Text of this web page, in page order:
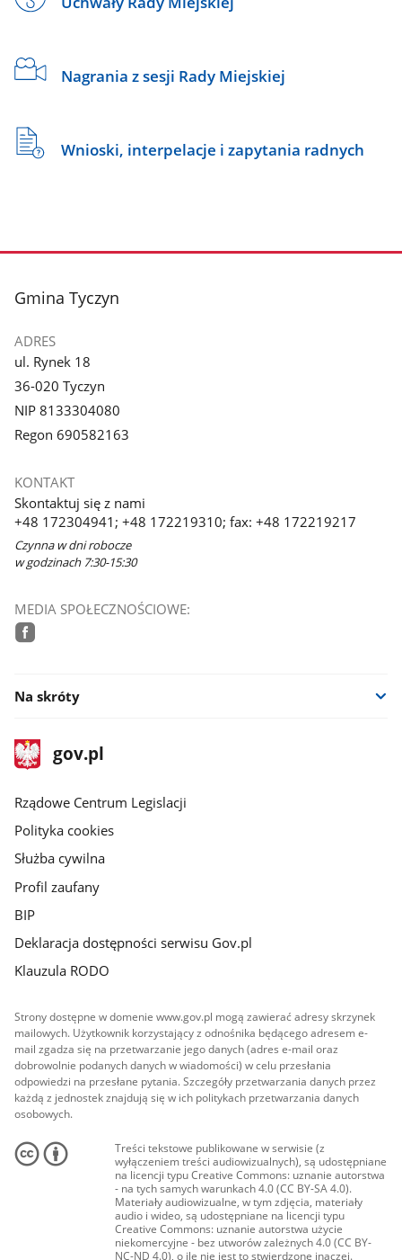
Nagrania z sesji Rady Miejskiej
Wnioski, interpelacje i zapytania radnych
stopka
Gmina Tyczyn
ADRES
ul. Rynek 18
36-020 Tyczyn
NIP 8133304080
Regon 690582163
KONTAKT
Skontaktuj się z nami
+48 172304941; +48 172219310; fax: +48 172219217
Czynna w dni robocze
w godzinach 7:30-15:30
MEDIA SPOŁECZNOŚCIOWE:
Na skróty
stopka
gov.plStrona
gov.pl
Rządowe Centrum Legislacji
Polityka cookies
Służba cywilna
Profil zaufany
BIP
Deklaracja dostępności serwisu Gov.pl
Klauzula RODO
Strony dostępne w domenie www.gov.pl mogą zawierać adresy skrzynek
mailowych. Użytkownik korzystający z odnośnika będącego adresem e-
mail zgadza się na przetwarzanie jego danych (adres e-mail oraz
dobrowolnie podanych danych w wiadomości) w celu przesłania
odpowiedzi na przesłane pytania. Szczegóły przetwarzania danych przez
każdą z jednostek znajdują się w ich politykach przetwarzania danych
osobowych.
Treści tekstowe publikowane w serwisie (z
wyłączeniem treści audiowizualnych), są udostępniane
na licencji typu Creative Commons: uznanie autorstwa
- na tych samych warunkach 4.0 (CC BY-SA 4.0).
Materiały audiowizualne, w tym zdjęcia, materiały
audio i wideo, są udostępniane na licencji typu
Creative Commons: uznanie autorstwa użycie
niekomercyjne - bez utworów zależnych 4.0 (CC BY-
NC-ND 4.0), o ile nie jest to stwierdzone inaczej.